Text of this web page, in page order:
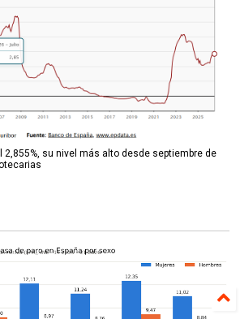
2,855%, su nivel más alto desde septiembre de